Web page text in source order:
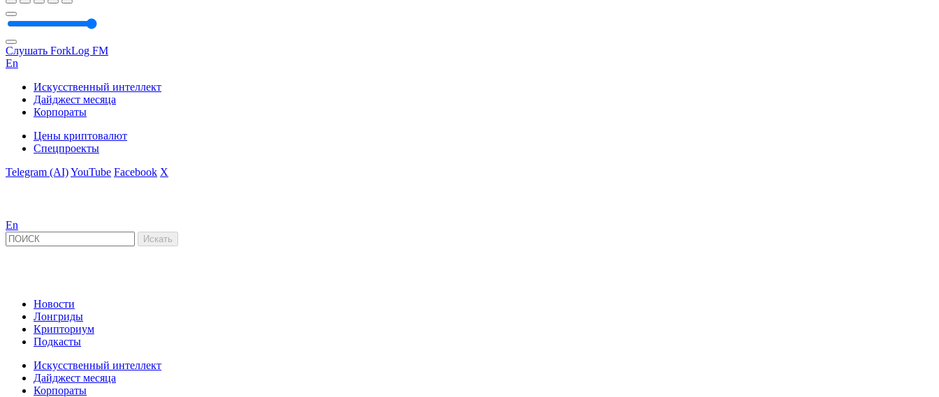
Слушать ForkLog FM
En
Искусственный интеллект
Дайджест месяца
Корпораты
Цены криптовалют
Спецпроекты
Telegram (AI)YouTube Facebook X
En
Новости
Лонгриды
Крипториум
Подкасты
Искусственный интеллект
Дайджест месяца
Корпораты